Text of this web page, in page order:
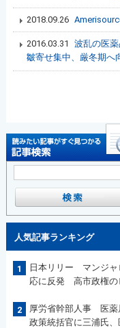
2018.09.26
2016.03.31
波乱の医
皺寄せ集中、厳冬期へ
人気記事ランキング
1
日本リリー マンジャ
応に反発 高市政権の
2
厚労省幹部人事 医薬
政策統括官に三浦氏